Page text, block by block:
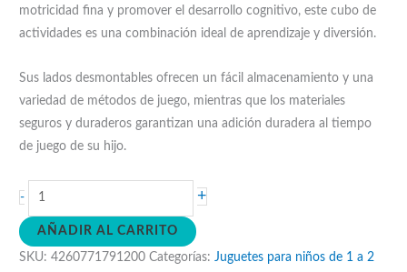
motricidad fina y promover el desarrollo cognitivo, este cubo de
actividades es una combinación ideal de aprendizaje y diversión.
Sus lados desmontables ofrecen un fácil almacenamiento y una
variedad de métodos de juego, mientras que los materiales
seguros y duraderos garantizan una adición duradera al tiempo
de juego de su hijo.
-
Cubo
de
actividades
10
+
AÑADIR AL CARRITO
SKU:4260771791200 Categorías: Juguetes para niños de 1 a 2